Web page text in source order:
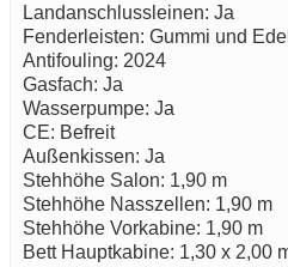
Landanschlussleinen: Ja
Fenderleisten: Gummi und
Antifouling: 2024
Gasfach: Ja
Wasserpumpe: Ja
CE: Befreit
Außenkissen: Ja
Stehhöhe Salon: 1,90 m
Stehhöhe Nasszellen: 1,90 m
Stehhöhe Vorkabine: 1,90 m
Bett Hauptkabine: 1,30 x 2,00